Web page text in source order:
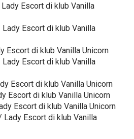
Escort di klub Vanilla
Lady Escort di klub Vanilla
Escort di klub Vanilla Unicorn
Lady Escort di klub Vanilla
Escort di klub Vanilla Unicorn
Escort di klub Vanilla Unicorn
Escort di klub Vanilla Unicorn
Lady Escort di klub Vanilla